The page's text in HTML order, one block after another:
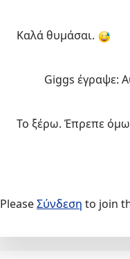
Καλά θυμάσαι.
Giggs έγραψε:
Το ξέρω. Έπρεπε
PleaseΣύνδεση to join